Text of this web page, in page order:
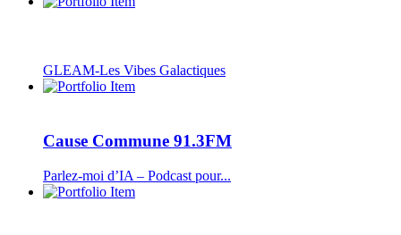
GLEAM-Les Vibes Galactiques
Cause Commune 91.3FM
Parlez-moi d’IA – Podcast pour...